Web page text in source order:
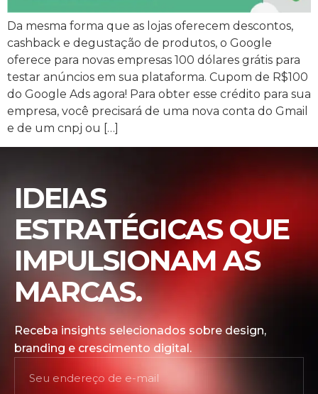
Da mesma forma que as lojas oferecem descontos,
cashback e degustação de produtos, o Google
oferece para novas empresas 100 dólares grátis para
testar anúncios em sua plataforma. Cupom de R$100
do Google Ads agora! Para obter esse crédito para sua
empresa, você precisará de uma nova conta do Gmail
e de um cnpj ou […]
IDEIAS
ESTRATÉGICAS QUE
IMPULSIONAM AS
MARCAS.
Receba insights selecionados sobre design,
branding e crescimento digital.